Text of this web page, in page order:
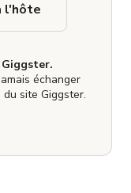
échanger
site Giggster.
l'hôte